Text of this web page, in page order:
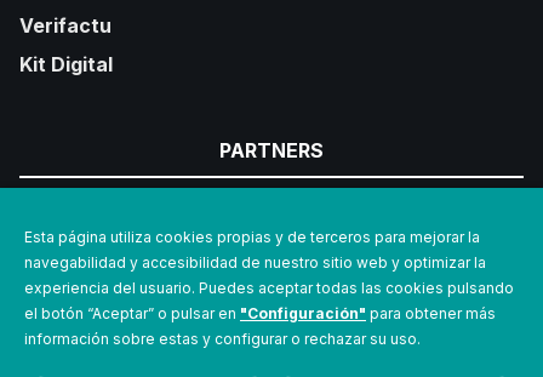
Verifactu
Kit Digital
PARTNERS
Esta página utiliza cookies propias y de terceros para mejorar la
navegabilidad y accesibilidad de nuestro sitio web y optimizar la
experiencia del usuario. Puedes aceptar todas las cookies pulsando
el botón “Aceptar” o pulsar en "Configuración" para obtener más
información sobre estas y configurar o rechazar su uso.